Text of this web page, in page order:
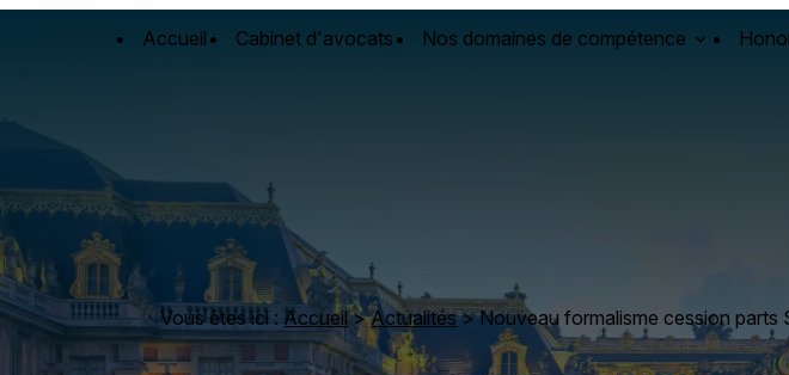
Accueil Cabinet d'avocats Nos domaines de compétence
Vous êtes ici : Accueil>Actualités> Nouveau formalisme cession parts
Panneau de gestion des cookies